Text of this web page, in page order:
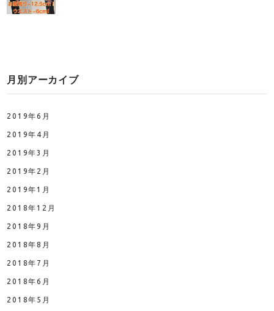
月別アーカイブ
2019年6月
2019年4月
2019年3月
2019年2月
2019年1月
2018年12月
2018年9月
2018年8月
2018年7月
2018年6月
2018年5月